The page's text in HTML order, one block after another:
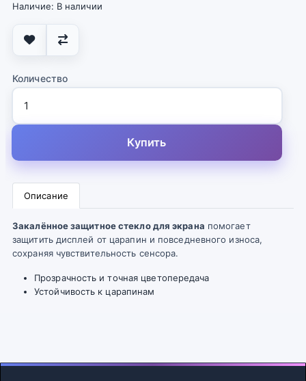
Наличие: В наличии
Количество
Купить
Описание
Закалённое защитное стекло для экрана помогает
защитить дисплей от царапин и повседневного износа,
сохраняя чувствительность сенсора.
Прозрачность и точная цветопередача
Устойчивость к царапинам